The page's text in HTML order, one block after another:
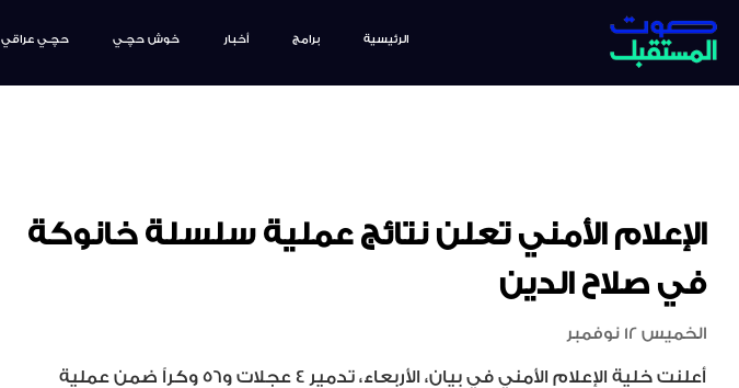
الرئيسية برامج أخبار خوش حچـي حچـي عراقي
الإعلام الأمني تعلن نتائج عملية سلسلة خانوكة
في صلاح الدين
الخميس 12 نوفمبر
أعلنت خلية الإعلام الأمني في بيان، الأربعاء، تدمير 4 عجلات و56 وكراً ضمن عملية